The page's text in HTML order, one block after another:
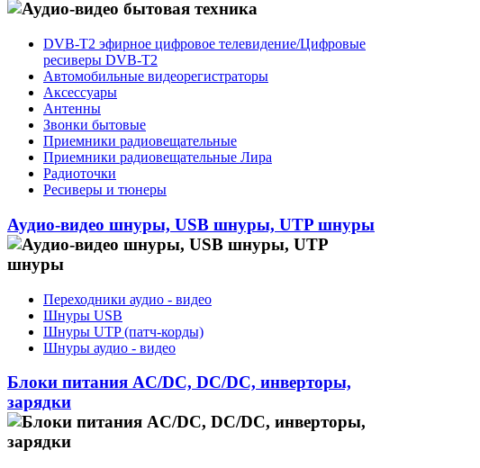
DVB-T2 эфирное цифровое телевидение/Цифровые
ресиверы DVB-T2
Автомобильные видеорегистраторы
Аксессуары
Антенны
Звонки бытовые
Приемники радиовещательные
Приемники радиовещательные Лира
Радиоточки
Ресиверы и тюнеры
Аудио-видео шнуры, USB шнуры, UTP шнуры
Переходники аудио - видео
Шнуры USB
Шнуры UTP (патч-корды)
Шнуры аудио - видео
Блоки питания AC/DC, DC/DC, инверторы,
зарядки